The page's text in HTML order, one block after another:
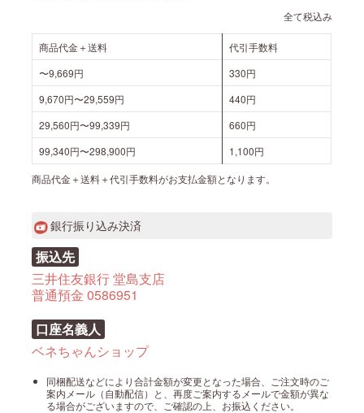
全て税込み
商品代金＋送料
代引手数料
〜9,669円
330円
9,670円〜29,559円
440円
29,560円〜99,339円
660円
99,340円〜298,900円
1,100円
商品代金＋送料＋代引手数料がお支払金額となります。
銀行振り込み決済
振込先
三井住友銀行 堂島支店
普通預金 0586951
口座名義人
ベネちゃんショップ
同梱配送などにより合計金額が変更となった場合、ご注文時のご
案内メール（自動配信）と、再度ご案内するメールで金額が異な
る場合がございますので、ご確認の上、お振込ください。